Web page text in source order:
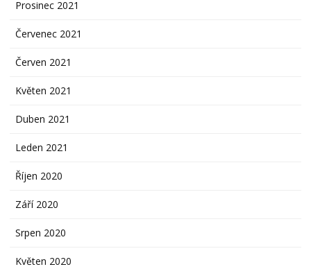
Prosinec 2021
Červenec 2021
Červen 2021
Květen 2021
Duben 2021
Leden 2021
Říjen 2020
Září 2020
Srpen 2020
Květen 2020